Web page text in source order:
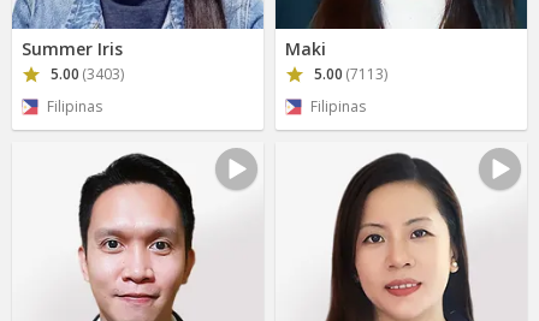
Summer Iris
5.00 (3403)
Filipinas
Maki
5.00 (7113)
Filipinas